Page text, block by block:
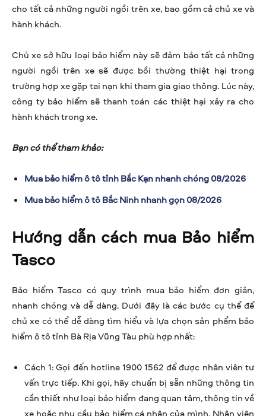
cho tất cả những người ngồi trên xe, bao gồm cả chủ xe và
hành khách.
Chủ xe sở hữu loại bảo hiểm này sẽ đảm bảo tất cả những
người ngồi trên xe sẽ được bồi thường thiệt hại trong
trường hợp xe gặp tai nạn khi tham gia giao thông. Lúc này,
công ty bảo hiểm sẽ thanh toán các thiệt hại xảy ra cho
hành khách trong xe.
Bạn có thể tham khảo:
Mua bảo hiểm ô tô tỉnh Bắc Kạn nhanh chóng 08/2026
Mua bảo hiểm ô tô Bắc Ninh nhanh gọn 08/2026
Hướng dẫn cách mua Bảo hiểm
Tasco
Bảo hiểm Tasco có quy trình mua bảo hiểm đơn giản,
nhanh chóng và dễ dàng. Dưới đây là các bước cụ thể để
chủ xe có thể dễ dàng tìm hiểu và lựa chọn sản phẩm bảo
hiểm ô tô tỉnh Bà Rịa Vũng Tàu phù hợp nhất:
Cách 1: Gọi đến hotline 1900 1562 để được nhân viên tư
vấn trực tiếp. Khi gọi, hãy chuẩn bị sẵn những thông tin
cần thiết như loại bảo hiểm đang quan tâm, thông tin về
xe hoặc nhu cầu bảo hiểm cá nhân của mình. Nhân viên